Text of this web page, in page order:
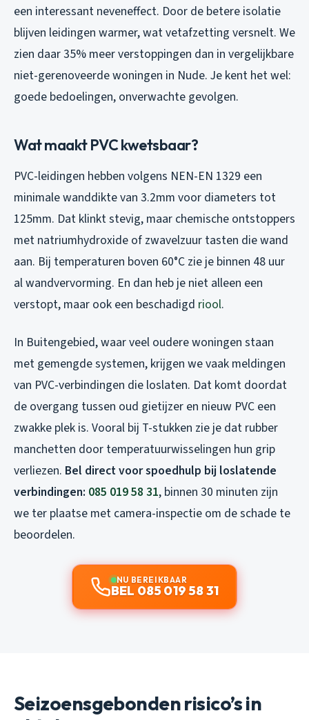
een interessant neveneffect. Door de betere isolatie
blijven leidingen warmer, wat vetafzetting versnelt. We
zien daar 35% meer verstoppingen dan in vergelijkbare
niet-gerenoveerde woningen in Nude. Je kent het wel:
goede bedoelingen, onverwachte gevolgen.
Wat maakt PVC kwetsbaar?
PVC-leidingen hebben volgens NEN-EN 1329 een
minimale wanddikte van 3.2mm voor diameters tot
125mm. Dat klinkt stevig, maar chemische ontstoppers
met natriumhydroxide of zwavelzuur tasten die wand
aan. Bij temperaturen boven 60°C zie je binnen 48 uur
al wandvervorming. En dan heb je niet alleen een
verstopt, maar ook een beschadigd riool.
In Buitengebied, waar veel oudere woningen staan
met gemengde systemen, krijgen we vaak meldingen
van PVC-verbindingen die loslaten. Dat komt doordat
de overgang tussen oud gietijzer en nieuw PVC een
zwakke plek is. Vooral bij T-stukken zie je dat rubber
manchetten door temperatuurwisselingen hun grip
verliezen. Bel direct voor spoedhulp bij loslatende
verbindingen: 085 019 58 31, binnen 30 minuten zijn
we ter plaatse met camera-inspectie om de schade te
beoordelen.
NU BEREIKBAAR
BEL 085 019 58 31
Seizoensgebonden risico’s in